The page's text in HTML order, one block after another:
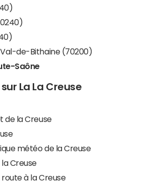
de-Bithaine (70200)
Saône
La La Creuse
de la Creuse
météo de la Creuse
la Creuse
à la Creuse